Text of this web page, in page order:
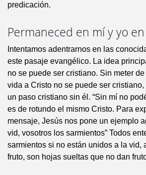
predicación.
Permaneced en mí y yo
Intentamos adentrarnos en las
este pasaje evangélico. La idea
no se puede ser cristiano. Sin meter
vida a Cristo no se puede ser
un paso cristiano sin él. “Sin mí no
es de rotundo el mismo Cristo. Para
mensaje, Jesús nos pone un ejemplo
vid, vosotros los sarmientos” Todos
sarmientos si no están unidos a la vid,
fruto, son hojas sueltas que no dan